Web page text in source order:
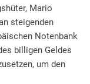
Mario
steigenden
Notenbank
billigen Geldes
um den